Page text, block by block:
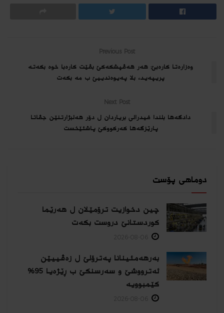
Previous Post
وه‌زاره‌تا كاره‌بێ: هه‌ر هه‌ڤپشكه‌كێ بڤێت كاره‌با خوه‌ بكه‌ته‌
پریپه‌ید، بلا په‌یوه‌ندییێ ب مه‌ بكه‌ت
Next Post
دادگه‌ها بلندا فیدرالى بریاردان ل دۆر هه‌لبژارتنێن جڤاتا
پارێزگه‌ها كه‌ركووكێ پاشئێخست
دوماهی پۆست
چین دخوازیت ترۆمێلان ل هەرێما
كوردستانێ دروست بكەت
بەرهەمئینانا په‌ترۆلێ ل زه‌ڤییێن
ئەترووشێ و سەرسنكێ ب ڕێژەیا 95%
كێمبوویە